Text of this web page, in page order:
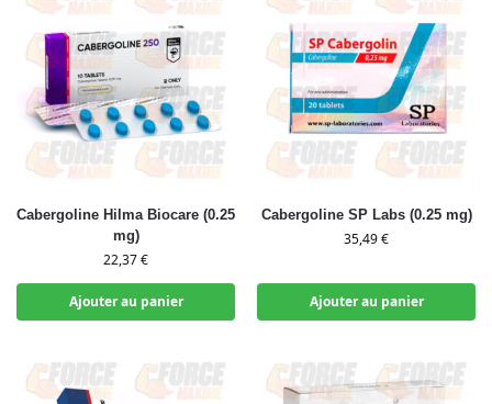
Cabergoline Hilma Biocare (0.25
mg)
22,37€
Ajouter au panier
Cabergoline SP Labs (0.25 mg)
35,49€
Ajouter au panier